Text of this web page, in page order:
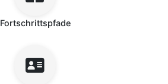
Fortschrittspfade